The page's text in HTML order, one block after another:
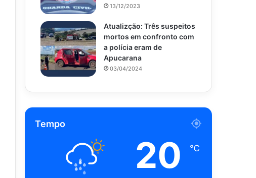
13/12/2023
Atualizção: Três suspeitos
mortos em confronto com
a polícia eram de
Apucarana
03/04/2024
Tempo
20 ℃